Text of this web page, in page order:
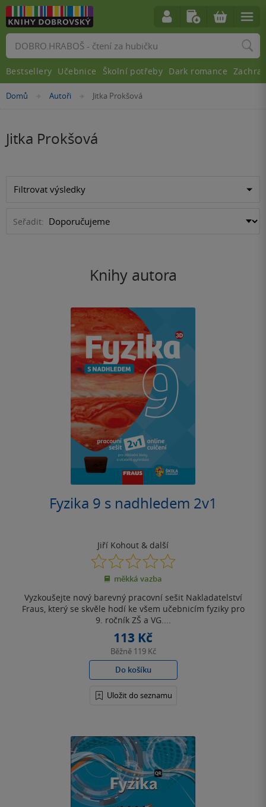
Nacházíte
Domů »Autoři »Jitka Prokšová
Jitka Prokšová
Filtrovat výsledky
Seřadit:
Knihy autora
Fyzika 9 s nadhledem 2v1
Jiří Kohout & další
0.0
z
5
měkká vazba
Vyzkoušejte nový barevný pracovní sešit Nakladatelství
Fraus, který se skvěle hodí ke všem učebnicím fyziky pro
9. ročník ZŠ a VG....
113 Kč
Běžně 119 Kč
Do košíku
Uložit do seznamu
Vyhledávání
Bestsellery Učebnice Školní potřeby Dark romance